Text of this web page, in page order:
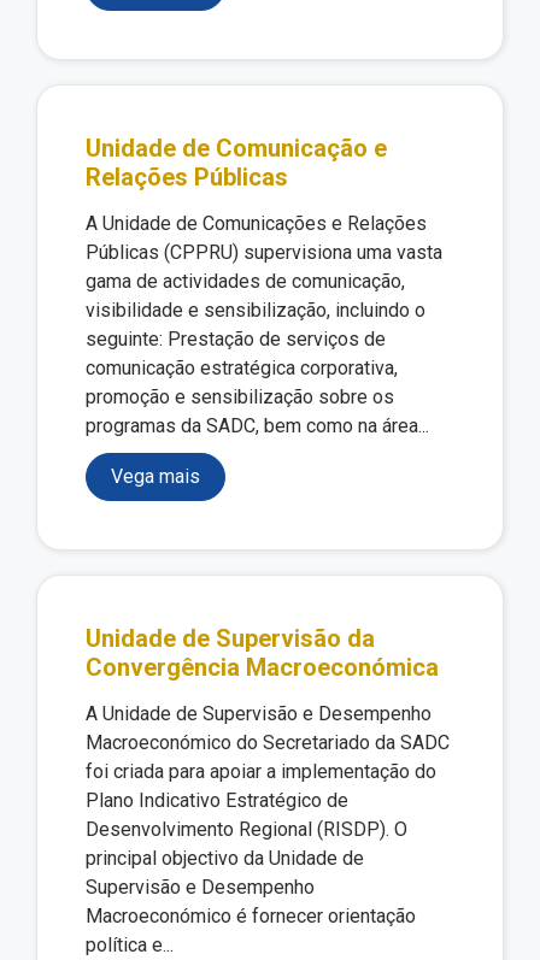
Unidade de Comunicação e
Relações Públicas
A Unidade de Comunicações e Relações
Públicas (CPPRU) supervisiona uma vasta
gama de actividades de comunicação,
visibilidade e sensibilização, incluindo o
seguinte: Prestação de serviços de
comunicação estratégica corporativa,
promoção e sensibilização sobre os
programas da SADC, bem como na área...
Vega mais
Unidade de Supervisão da
Convergência Macroeconómica
A Unidade de Supervisão e Desempenho
Macroeconómico do Secretariado da SADC
foi criada para apoiar a implementação do
Plano Indicativo Estratégico de
Desenvolvimento Regional (RISDP). O
principal objectivo da Unidade de
Supervisão e Desempenho
Macroeconómico é fornecer orientação
política e...